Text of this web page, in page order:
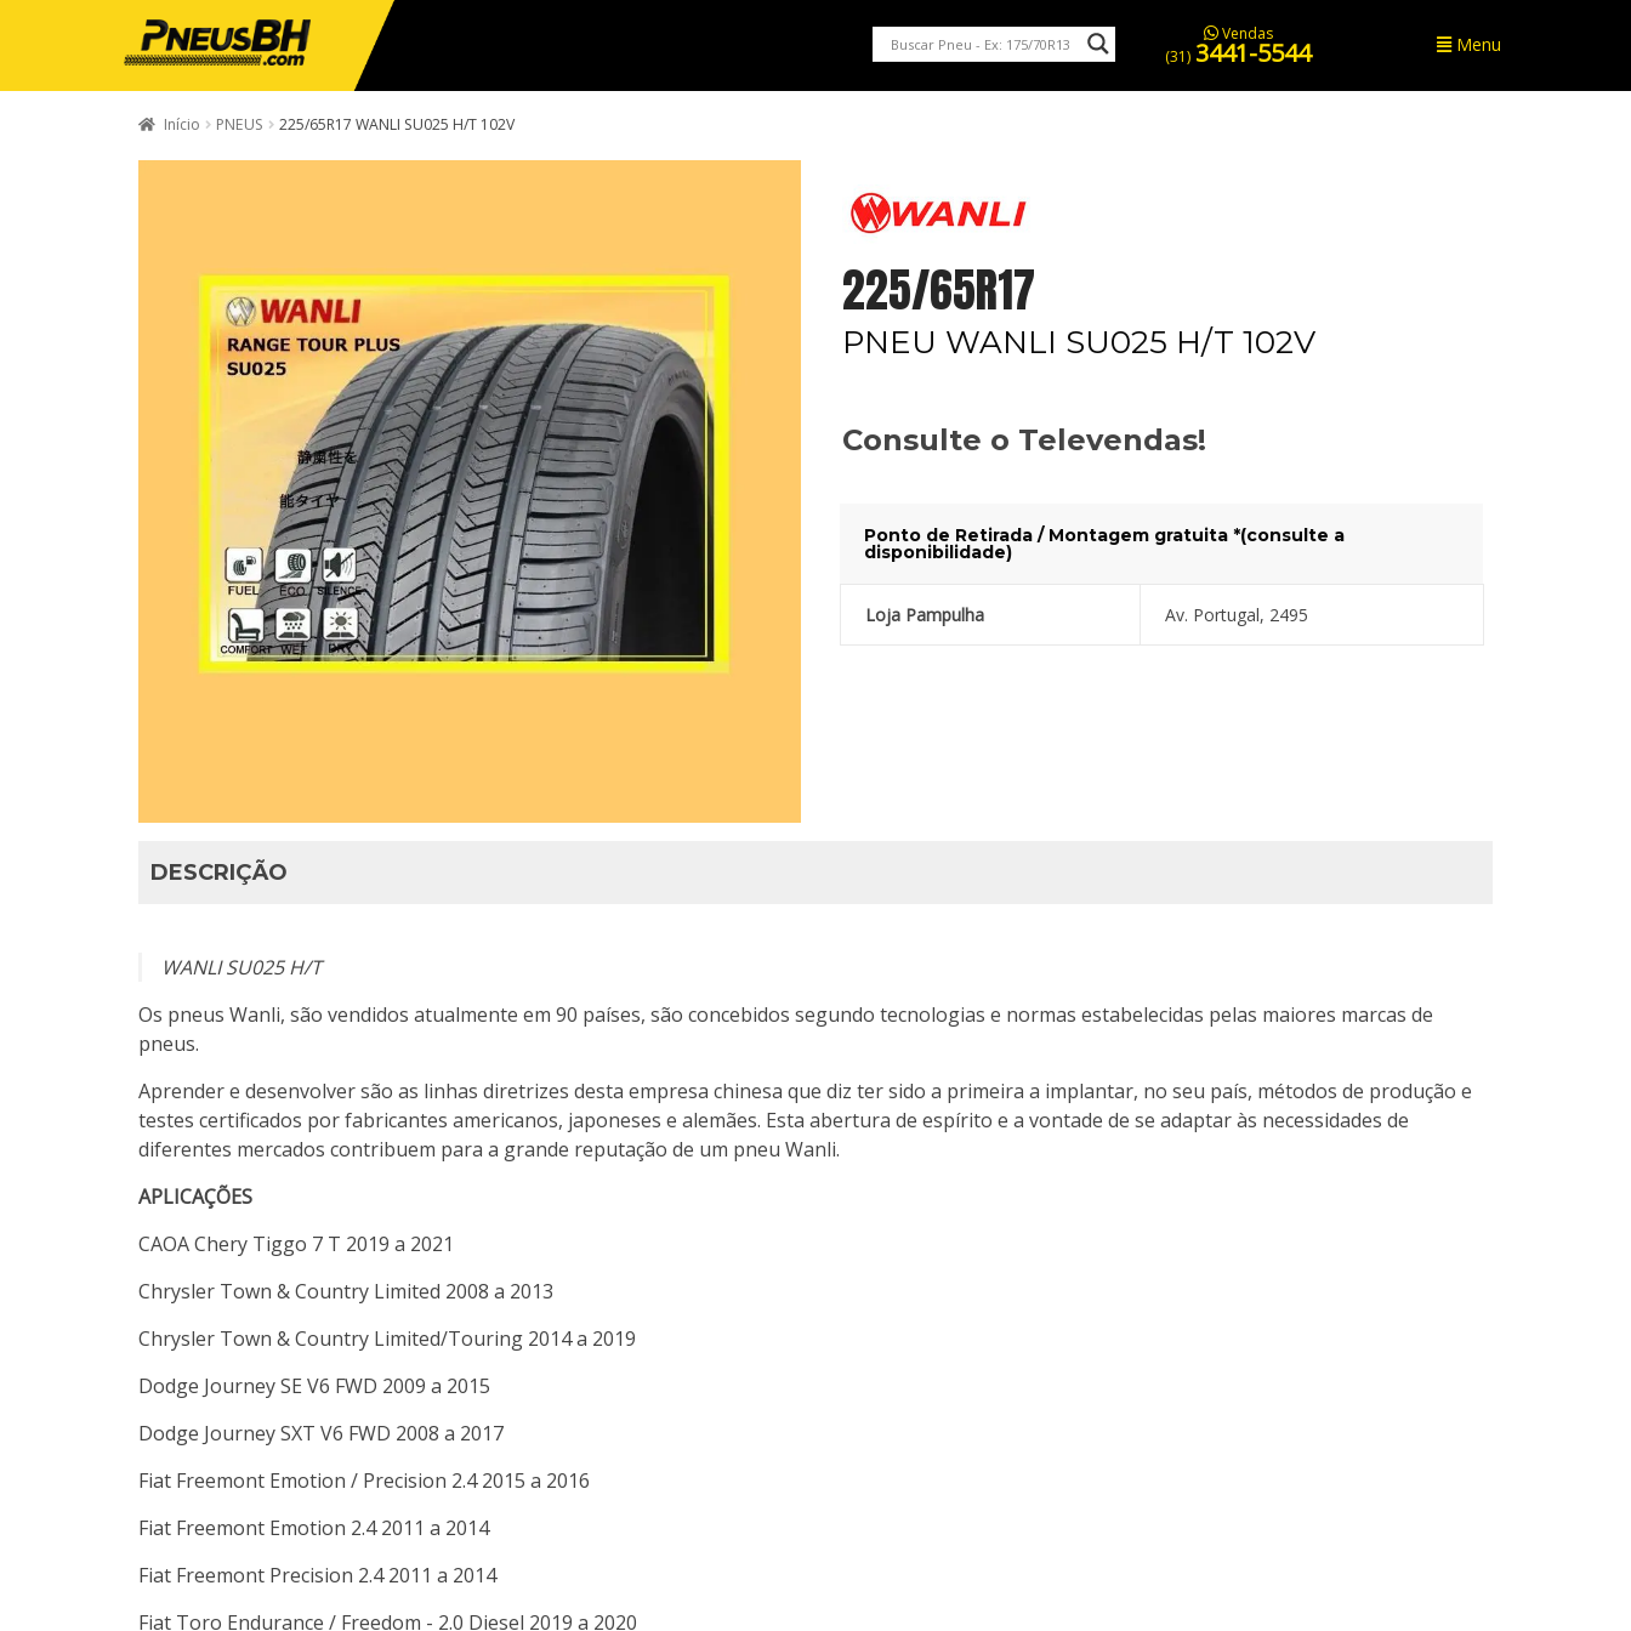
Vendas
(31) 3441-5544 Menu
Início PNEUS 225/65R17 WANLI SU025 H/T 102V
225/65R17
PNEU WANLI SU025 H/T 102V
Consulte o Televendas!
Ponto de Retirada / Montagem gratuita *(consulte a
disponibilidade)
Loja Pampulha Av. Portugal, 2495
DESCRIÇÃO
WANLI SU025 H/T
Os pneus Wanli, são vendidos atualmente em 90 países, são concebidos segundo tecnologias e normas estabelecidas pelas maiores marcas de
pneus.
Aprender e desenvolver são as linhas diretrizes desta empresa chinesa que diz ter sido a primeira a implantar, no seu país, métodos de produção e
testes certificados por fabricantes americanos, japoneses e alemães. Esta abertura de espírito e a vontade de se adaptar às necessidades de
diferentes mercados contribuem para a grande reputação de um pneu Wanli.
APLICAÇÕES
CAOA Chery Tiggo 7 T 2019 a 2021
Chrysler Town & Country Limited 2008 a 2013
Chrysler Town & Country Limited/Touring 2014 a 2019
Dodge JourneySE V6 FWD 2009 a 2015
Dodge JourneySXT V6 FWD 2008 a 2017
Fiat Freemont Emotion / Precision 2.4 2015 a 2016
Fiat Freemont Emotion 2.4 2011 a 2014
Fiat Freemont Precision 2.4 2011 a 2014
Fiat Toro Endurance / Freedom - 2.0 Diesel 2019 a 2020